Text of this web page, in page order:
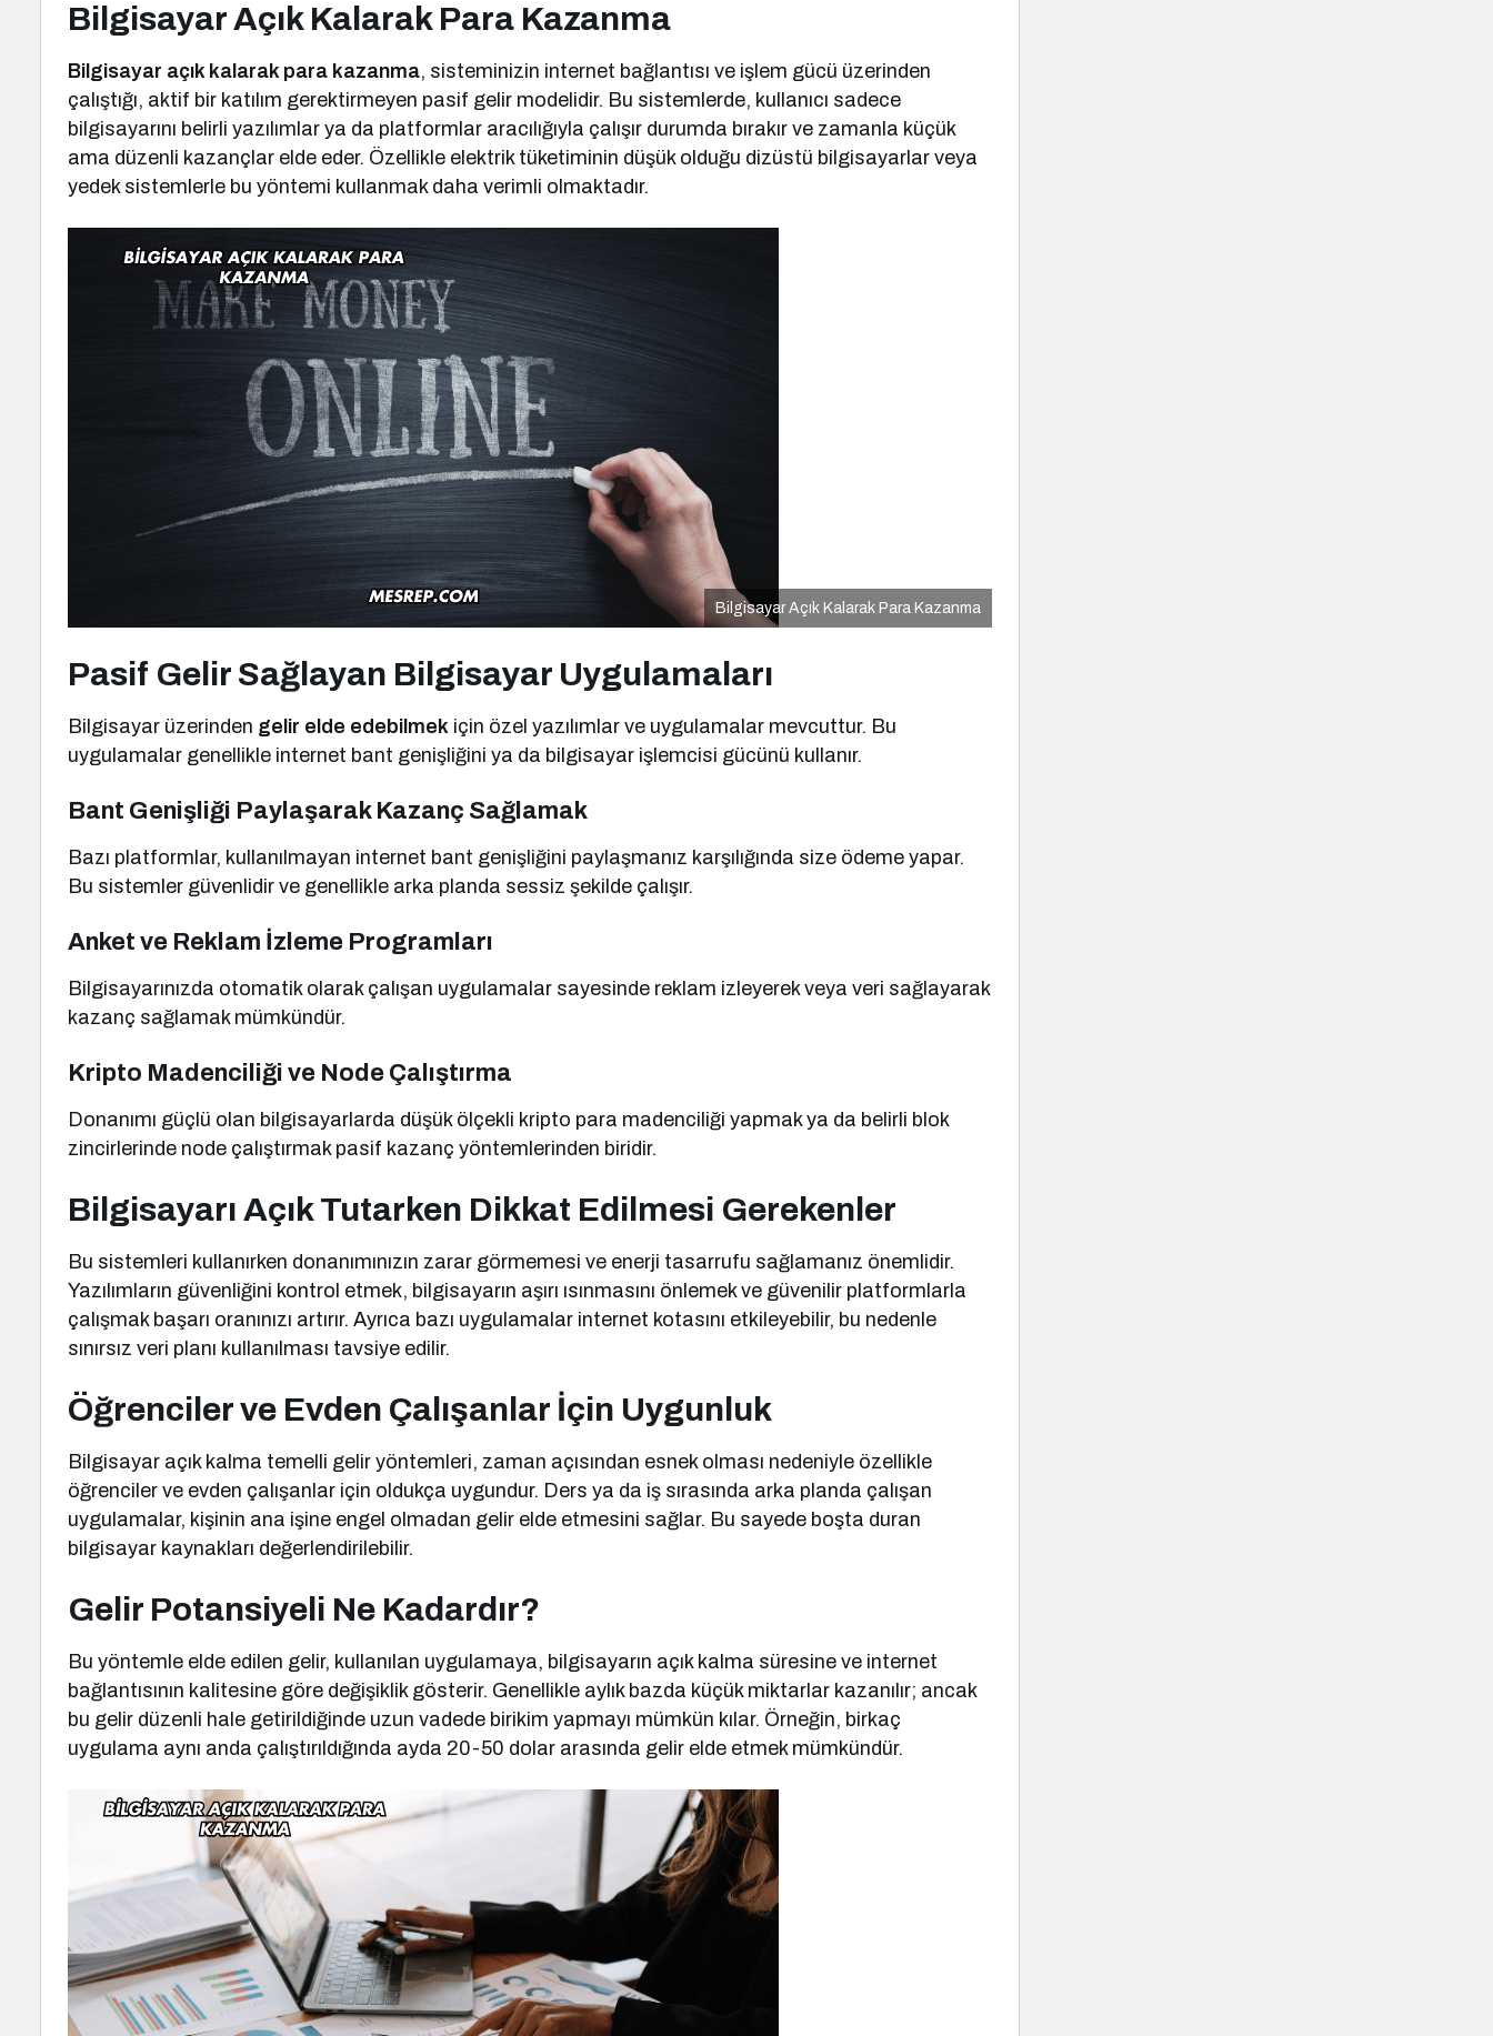
Bilgisayar Açık Kalarak Para Kazanma
Bilgisayar açık kalarak para kazanma, sisteminizin internet bağlantısı ve işlem gücü üzerinden
çalıştığı, aktif bir katılım gerektirmeyen pasif gelir modelidir. Bu sistemlerde, kullanıcı sadece
bilgisayarını belirli yazılımlar ya da platformlar aracılığıyla çalışır durumda bırakır ve zamanla küçük
ama düzenli kazançlar elde eder. Özellikle elektrik tüketiminin düşük olduğu dizüstü bilgisayarlar veya
yedek sistemlerle bu yöntemi kullanmak daha verimli olmaktadır.
Bilgisayar Açık Kalarak Para Kazanma
Pasif Gelir Sağlayan Bilgisayar Uygulamaları
Bilgisayar üzerinden gelir elde edebilmek için özel yazılımlar ve uygulamalar mevcuttur. Bu
uygulamalar genellikle internet bant genişliğini ya da bilgisayar işlemcisi gücünü kullanır.
Bant Genişliği Paylaşarak Kazanç Sağlamak
Bazı platformlar, kullanılmayan internet bant genişliğini paylaşmanız karşılığında size ödeme yapar.
Bu sistemler güvenlidir ve genellikle arka planda sessiz şekilde çalışır.
Anket ve Reklam İzleme Programları
Bilgisayarınızda otomatik olarak çalışan uygulamalar sayesinde reklam izleyerek veya veri sağlayarak
kazanç sağlamak mümkündür.
Kripto Madenciliği ve Node Çalıştırma
Donanımı güçlü olan bilgisayarlarda düşük ölçekli kripto para madenciliği yapmak ya da belirli blok
zincirlerinde node çalıştırmak pasif kazanç yöntemlerinden biridir.
Bilgisayarı Açık Tutarken Dikkat Edilmesi Gerekenler
Bu sistemleri kullanırken donanımınızın zarar görmemesi ve enerji tasarrufu sağlamanız önemlidir.
Yazılımların güvenliğini kontrol etmek, bilgisayarın aşırı ısınmasını önlemek ve güvenilir platformlarla
çalışmak başarı oranınızı artırır. Ayrıca bazı uygulamalar internet kotasını etkileyebilir, bu nedenle
sınırsız veri planı kullanılması tavsiye edilir.
Öğrenciler ve Evden Çalışanlar İçin Uygunluk
Bilgisayar açık kalma temelli gelir yöntemleri, zaman açısından esnek olması nedeniyle özellikle
öğrenciler ve evden çalışanlar için oldukça uygundur. Ders ya da iş sırasında arka planda çalışan
uygulamalar, kişinin ana işine engel olmadan gelir elde etmesini sağlar. Bu sayede boşta duran
bilgisayar kaynakları değerlendirilebilir.
Gelir Potansiyeli Ne Kadardır?
Bu yöntemle elde edilen gelir, kullanılan uygulamaya, bilgisayarın açık kalma süresine ve internet
bağlantısının kalitesine göre değişiklik gösterir. Genellikle aylık bazda küçük miktarlar kazanılır; ancak
bu gelir düzenli hale getirildiğinde uzun vadede birikim yapmayı mümkün kılar. Örneğin, birkaç
uygulama aynı anda çalıştırıldığında ayda 20-50 dolar arasında gelir elde etmek mümkündür.